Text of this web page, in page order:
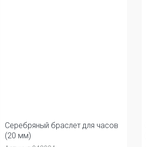
Серебряный браслет для часов
(20 мм)